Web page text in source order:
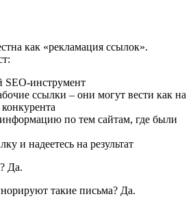
как «рекламация ссылок».
SEO-инструмент
ссылки – они могут вести как на
по тем сайтам, где были
и надеетесь на результат
Да.
такие письма? Да.